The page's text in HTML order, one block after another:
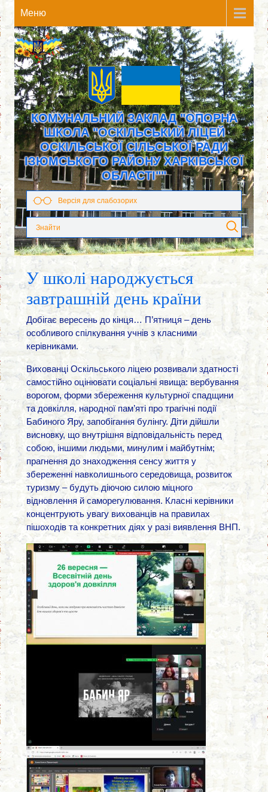
Meню
КОМУНАЛЬНИЙ ЗАКЛАД "ОПОРНА
ШКОЛА "ОСКІЛЬСЬКИЙ ЛІЦЕЙ
ОСКІЛЬСЬКОЇ СІЛЬСЬКОЇ РАДИ
ІЗЮМСЬКОГО РАЙОНУ ХАРКІВСЬКОЇ
ОБЛАСТІ""
Версія для слабозорих
У школі народжується
завтрашній день країни
Добігає вересень до кінця… П’ятниця – день
особливого спілкування учнів з класними
керівниками.
Вихованці Оскільського ліцею розвивали здатності
самостійно оцінювати соціальні явища: вербування
ворогом, форми збереження культурної спадщини
та довкілля, народної пам’яті про трагічні події
Бабиного Яру, запобігання булінгу. Діти дійшли
висновку, що внутрішня відповідальність перед
собою, іншими людьми, минулим і майбутнім;
прагнення до знаходження сенсу життя у
збереженні навколишнього середовища, розвиток
туризму – будуть діючою силою міцного
відновлення й саморегулювання. Класні керівники
концентрують увагу вихованців на правилах
пішоходів та конкретних діях у разі виявлення ВНП.